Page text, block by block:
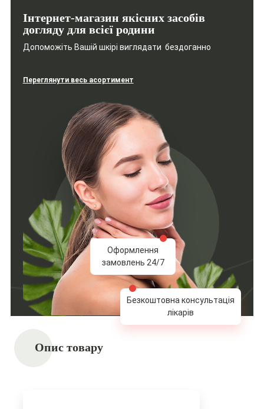
Інтернет-магазин якісних засобів
догляду для всієї родини
Допоможіть Вашій шкірі виглядати бездоганно
Переглянути весь асортимент
Оформлення
замовлень 24/7
Безкоштовна консультація
лікарів
Опис товару